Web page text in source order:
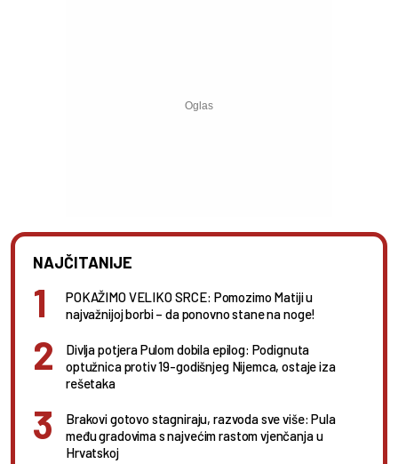
NAJČITANIJE
POKAŽIMO VELIKO SRCE: Pomozimo Matiji u
najvažnijoj borbi – da ponovno stane na noge!
Divlja potjera Pulom dobila epilog: Podignuta
optužnica protiv 19-godišnjeg Nijemca, ostaje iza
rešetaka
Brakovi gotovo stagniraju, razvoda sve više: Pula
među gradovima s najvećim rastom vjenčanja u
Hrvatskoj